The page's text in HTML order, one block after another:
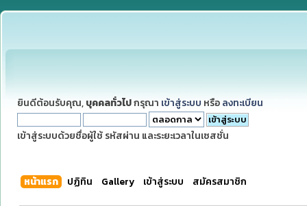
ยินดีต้อนรับคุณ, บุคคลทั่วไปกรุณา เข้าสู่ระบบ หรือ ลงทะเบียน
เข้าสู่ระบบด้วยชื่อผู้ใช้ รหัสผ่าน และระยะเวลาในเซสชั่น
หน้าแรก ปฏิทิน Gallery เข้าสู่ระบบ สมัครสมาชิก